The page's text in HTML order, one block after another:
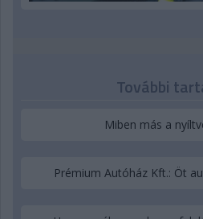
További
Miben más a
Prémium Autóház Kft.: Öt